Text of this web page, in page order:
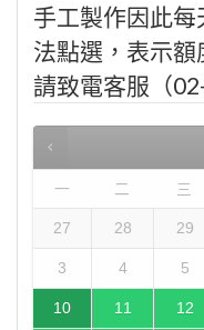
手工製作因此
法點選，表示額
請致電客服（
一 二 三
27 28 29
3 4 5
10 11 12